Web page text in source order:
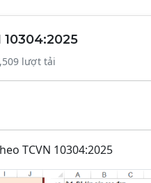
lượt tải
TCVN 10304:2025